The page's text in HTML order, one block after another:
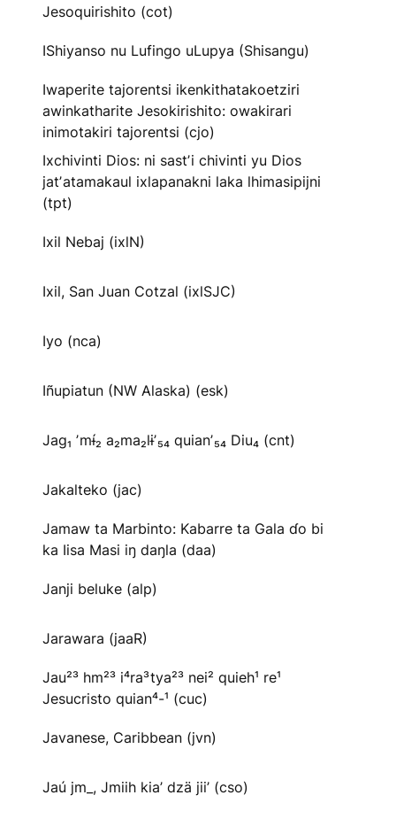
Jesoquirishito (cot)
IShiyanso nu Lufingo uLupya (Shisangu)
Iwaperite tajorentsi ikenkithatakoetziri
awinkatharite Jesokirishito: owakirari
inimotakiri tajorentsi (cjo)
Ixchivinti Dios: ni sastʼi chivinti yu Dios
jatʼatamakaul ixlapanakni laka lhimasipijni
(tpt)
Ixil Nebaj (ixlN)
Ixil, San Juan Cotzal (ixlSJC)
Iyo (nca)
Iñupiatun (NW Alaska) (esk)
Jag₁ ʼmɨ́₂ a₂ma₂lɨʼ₅₄ quianʼ₅₄ Diu₄ (cnt)
Jakalteko (jac)
Jamaw ta Marbinto: Kabarre ta Gala ɗo bi
ka Iisa Masi iŋ daŋla (daa)
Janji beluke (alp)
Jarawara (jaaR)
Jau²³ hm²³ i⁴ra³tya²³ nei² quieh¹ re¹
Jesucristo quian⁴-¹ (cuc)
Javanese, Caribbean (jvn)
Jaú jm_, Jmiih kia’ dzä jii’ (cso)